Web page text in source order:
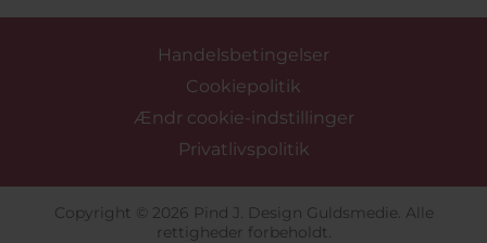
Handelsbetingelser
Cookiepolitik
Ændr cookie-indstillinger
Privatlivspolitik
Copyright © 2026 Pind J. Design Guldsmedie. Alle
rettigheder forbeholdt.